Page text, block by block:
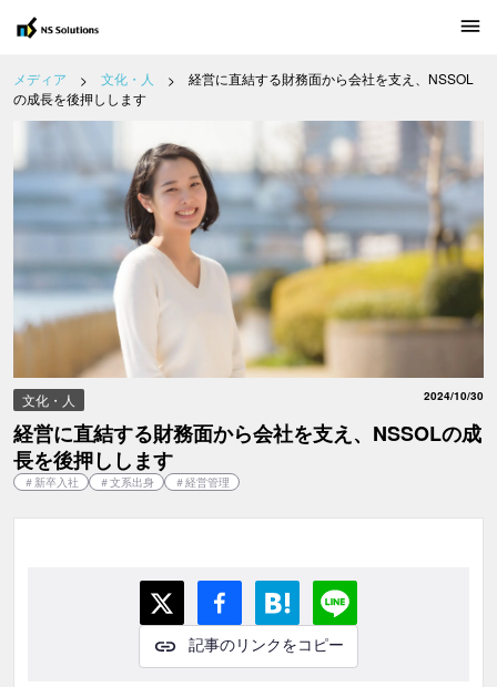
メディア 文化・人
経営に直結する財務面から会社を支え、NSSOL
の成長を後押しします
文化・人 2024/10/30
経営に直結する財務面から会社を支え、NSSOLの成
長を後押しします
＃新卒入社 ＃文系出身 ＃経営管理
記事のリンクをコピー
メディア
新卒採用 インターンシップ情報